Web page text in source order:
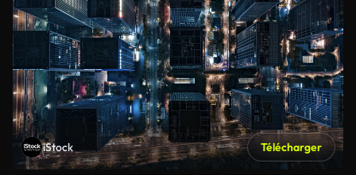
iStock Télécharger